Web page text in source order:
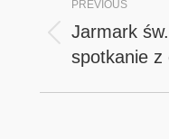
PREVIOUS
Previous
post:
Jarmark
spotkanie z